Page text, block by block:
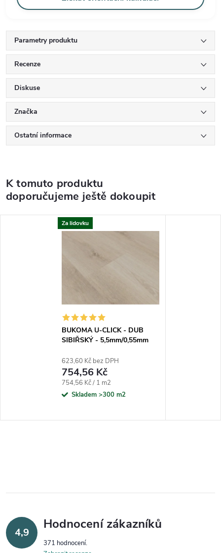
Parametry produktu
Recenze
Diskuse
Značka
Ostatní informace
K tomuto produktu
doporučujeme ještě dokoupit
Za lidovku
BUKOMA U-CLICK - DUB
SIBIŘSKÝ - 5,5mm/0,55mm
623,60 Kč bez DPH
754,56 Kč
Měrná cena:
754,56 Kč / 1 m2
Skladem >300 m2
4,9
Hodnocení zákazníků
371 hodnocení